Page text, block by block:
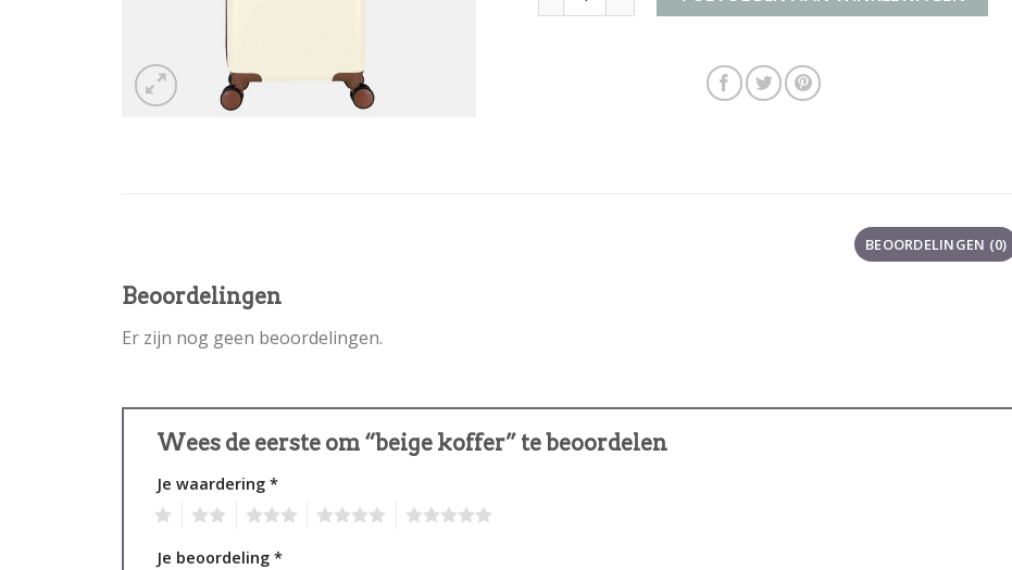
BEOORDELINGEN (0)
Beoordelingen
Er zijn nog geen beoordelingen.
Wees de eerste om “beige koffer” te beoordelen
Je waardering *
Je beoordeling *